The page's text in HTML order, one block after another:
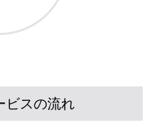
ビスの流れ